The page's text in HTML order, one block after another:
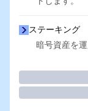
ステーキング
暗号資産を